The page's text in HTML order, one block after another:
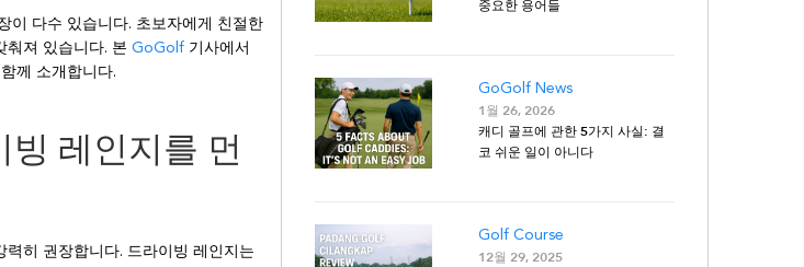
이 다수 있습니다. 초보자에게 친절한
춰져 있습니다. 본 GoGolf 기사에서
께 소개합니다.
레인지를 먼
히 권장합니다. 드라이빙 레인지는
중요한 용어들
GoGolf News
1월 26, 2026
캐디 골프에 관한 5가지 사실: 결
코 쉬운 일이 아니다
Golf Course
12월 29, 2025